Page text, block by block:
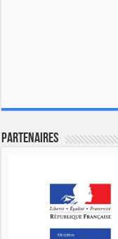
Partenaires